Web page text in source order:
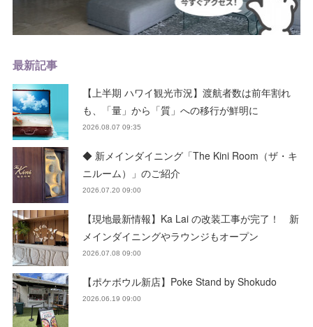
最新記事
【上半期 ハワイ観光市況】渡航者数は前年割れ
も、「量」から「質」への移行が鮮明に
2026.08.07 09:35
◆ 新メインダイニング「The Kini Room（ザ・キ
ニルーム）」のご紹介
2026.07.20 09:00
【現地最新情報】Ka Lai の改装工事が完了！ 新
メインダイニングやラウンジもオープン
2026.07.08 09:00
【ポケボウル新店】Poke Stand by Shokudo
2026.06.19 09:00